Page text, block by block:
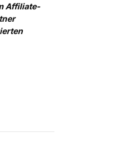
Affiliate-